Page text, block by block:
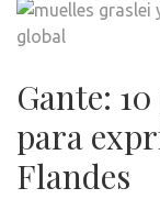
Gante:
para
Flandes